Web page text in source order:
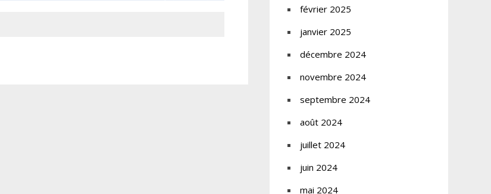
février 2025
janvier 2025
décembre 2024
novembre 2024
septembre 2024
août 2024
juillet 2024
juin 2024
mai 2024